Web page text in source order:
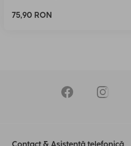
75,90 RON
Contact & Asistență telefonică